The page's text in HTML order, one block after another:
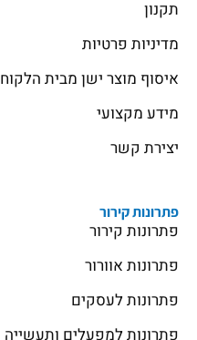
תקנון
מדיניות פרטיות
איסוף מוצר ישן מבית הלקוח
מידע מקצועי
יצירת קשר
פתרונות קירור
פתרונות קירור
פתרונות אוורור
פתרונות לעסקים
פתרונות למפעלים ותעשייה